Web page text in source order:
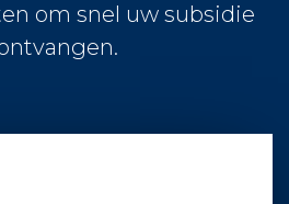
om snel uw subsidie